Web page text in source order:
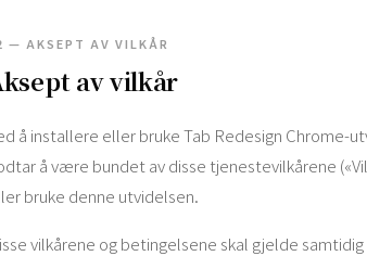
— AKSEPT AV VILKÅR
av vilkår
å installere eller bruke Tab Redesign Chrome-
å være bundet av disse tjenestevilkårene
bruke denne utvidelsen.
vilkårene og betingelsene skal gjelde